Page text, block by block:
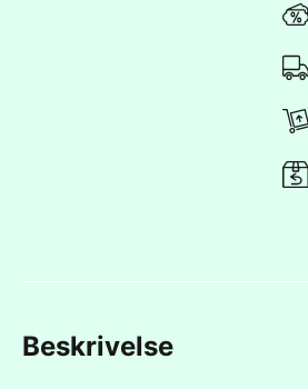
Beskrivelse